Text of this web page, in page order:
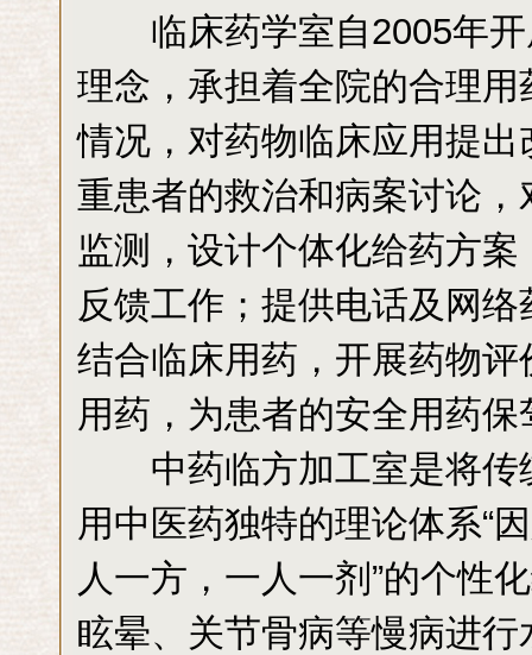
临床药学室自2005年开
理念，承担着全院的合理
情况，对药物临床应用提
重患者的救治和病案讨论
监测，设计个体化给药方
反馈工作；提供电话及网
结合临床用药，开展药物
用药，为患者的安全用药保
中药临方加工室是将传
用中医药独特的理论体系“
人一方，一人一剂”的个性
眩晕、关节骨病等慢病进